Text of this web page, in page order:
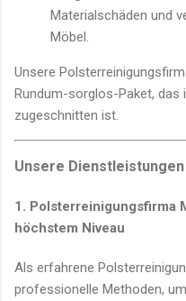
Materialschäden und
Möbel.
Unsere
Rundum-sorglos-Paket, das
zugeschnitten ist.
Unsere
1. Polsterreinigungsfirma
höchstem Niveau
Als erfahrene
professionelle Methoden,